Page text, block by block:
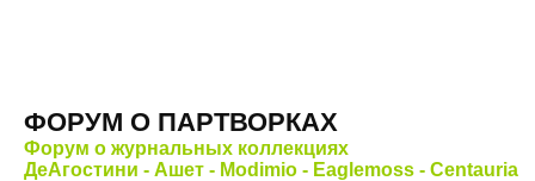
ФОРУМ О ПАРТВОРКАХ
Форум о журнальных коллекциях
ДеАгостини - Ашет - Modimio - Eaglemoss - Centauria